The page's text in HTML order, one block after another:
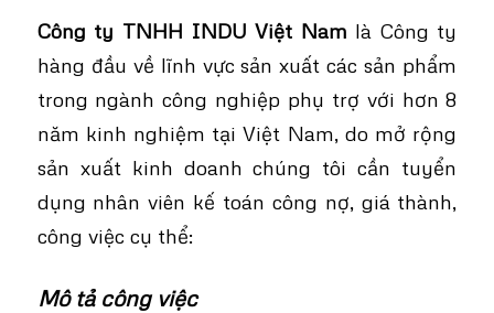
Công ty TNHH INDU Việt Nam là Công ty
hàng đầu về lĩnh vực sản xuất các sản phẩm
trong ngành công nghiệp phụ trợ với hơn 8
năm kinh nghiệm tại Việt Nam, do mở rộng
sản xuất kinh doanh chúng tôi cần tuyển
dụng nhân viên kế toán công nợ, giá thành,
công việc cụ thể:
Mô tả công việc